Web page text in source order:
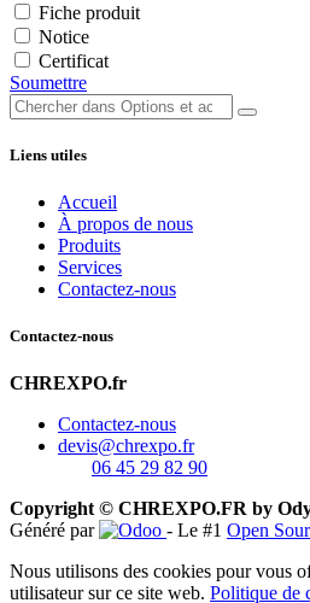
Fiche produit
Notice
Certificat
Soumettre
Liens utiles
Accueil
À propos de nous
Produits
Services
Contactez-nous
Contactez-nous
CHREXPO.fr
Contactez-nous
devis@chrexpo.fr
06 45 29 82 90
Copyright © CHREXPO.FR by
Généré par
- Le #1 Open
Nous utilisons des cookies pour vous
utilisateur sur ce site web. Politique de